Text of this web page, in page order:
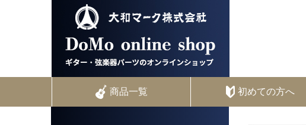
商品一覧 初めての方へ